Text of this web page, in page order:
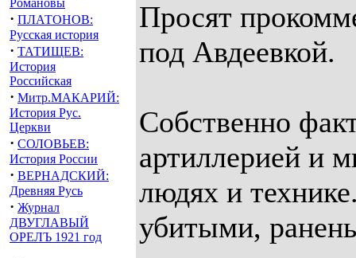
Романовы
· ПЛАТОНОВ:
Русская история
· ТАТИЩЕВ:
История
Российская
· Митр.МАКАРИЙ:
История Рус.
Церкви
· СОЛОВЬЕВ:
История России
· ВЕРНАДСКИЙ:
Древняя Русь
· Журнал
ДВУГЛАВЫЙ
ОРЕЛЪ 1921 год
Просят
под Авдеевкой.
Собственно
артиллерией и
людях и
убитыми,